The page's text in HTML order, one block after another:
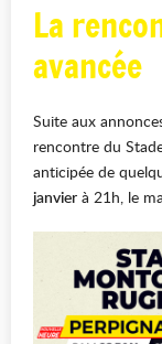
La
avancée
Suite aux
rencontre du
anticipée de
janvier à 21h, le